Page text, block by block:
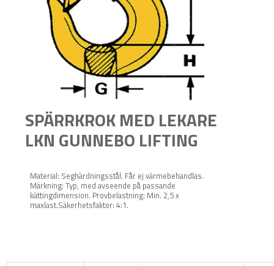
SPÄRRKROK MED LEKARE
LKN GUNNEBO LIFTING
Material: Seghärdningsstål. Får ej värmebehandlas.
Märkning: Typ, med avseende på passande
kättingdimension. Provbelastning: Min. 2,5 x
maxlast.Säkerhetsfaktor: 4:1.